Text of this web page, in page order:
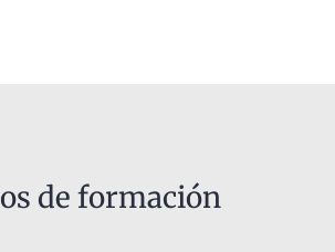
de formación